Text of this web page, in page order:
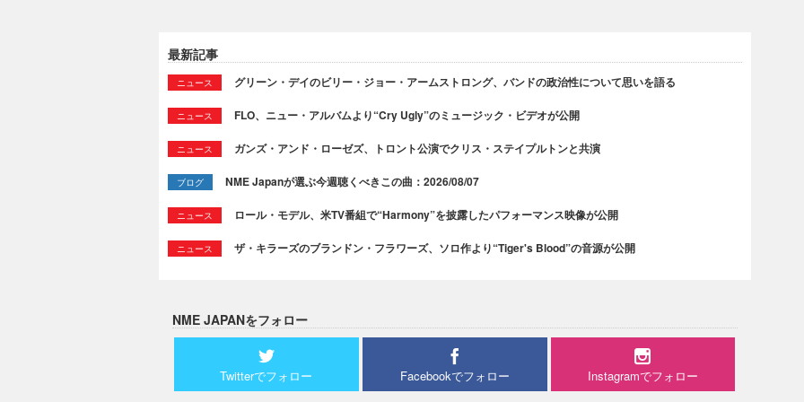
最新記事
ニュース グリーン・デイのビリー・ジョー・アームストロング、バンドの政治性について思いを語る
ニュース FLO、ニュー・アルバムより“Cry Ugly”のミュージック・ビデオが公開
ニュース ガンズ・アンド・ローゼズ、トロント公演でクリス・ステイプルトンと共演
ブログ NME Japanが選ぶ今週聴くべきこの曲：2026/08/07
ニュース ロール・モデル、米TV番組で“Harmony”を披露したパフォーマンス映像が公開
ニュース ザ・キラーズのブランドン・フラワーズ、ソロ作より“Tiger's Blood”の音源が公開
NME JAPANをフォロー
Twitterでフォロー Facebookでフォロー Instagramでフォロー